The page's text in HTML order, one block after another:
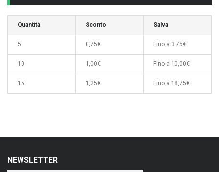
Quantità Sconto Salva
5 0,75€ Fino a 3,75€
10 1,00€ Fino a 10,00€
15 1,25€ Fino a 18,75€
NEWSLETTER